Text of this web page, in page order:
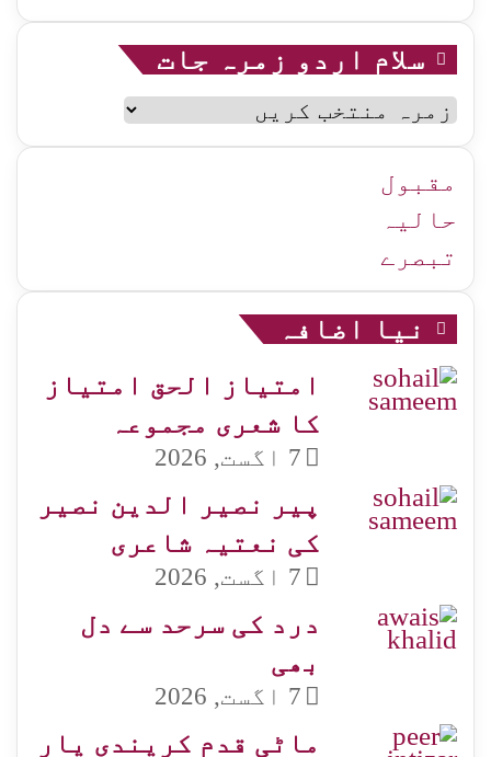
سلام اردو زمرہ جات
سلام
اردو
زمرہ
جات
مقبول
حالیہ
تبصرے
نیا اضافہ
امتیاز الحق امتیاز
کا شعری مجموعہ
7 اگست, 2026
پیر نصیر الدین نصیر
کی نعتیہ شاعری
7 اگست, 2026
درد کی سرحد سے دل
بھی
7 اگست, 2026
ماٹی قدم کریندی یار